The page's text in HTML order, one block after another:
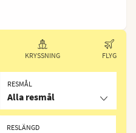
KRYSSNING FLYG
RESMÅL
Alla resmål
RESLÄNGD